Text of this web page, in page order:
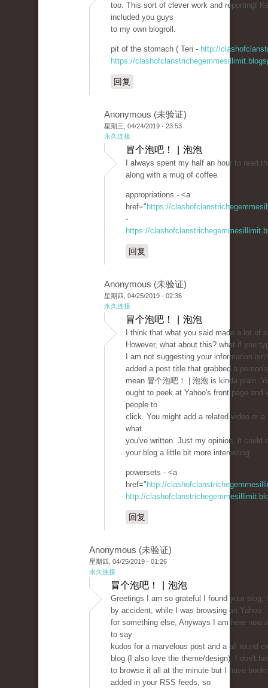
too. This sort of clever work and reporting!
included you guys
to my own blogroll.
pit of the stomach ( Teri - http://
https://
回复
Anonymous (未验证)
星期三, 04/24/2019 - 23:53
永久连接
冒个泡吧！ | 泡泡
I always spent my half an hour to read
along with a mug of coffee.
appropriations - <a
href=" https://
-
https://
回复
Anonymous (未验证)
星期四, 04/25/2019 - 02:36
永久连接
冒个泡吧！ | 泡泡
I think that what you said made a lot of
However, what about this? what if you
I am not suggesting your information
added a post title that grabbed a
mean 冒个泡吧！ | 泡泡 is kinda plain.
ought to peek at Yahoo's front page
people to
click. You might add a related video or
what
you've written. Just my opinion, it could
your blog a little bit more interesting.
powersets - <a
href=" http://
http://
回复
Anonymous (未验证)
星期四, 04/25/2019 - 01:26
永久连接
冒个泡吧！ | 泡泡
Greetings I am so grateful I found your blog,
by accident, while I was browsing on Yahoo
for something else, Anyways I am here now
to say
kudos for a marvelous post and a all round
blog (I also love the theme/design), I don't
to browse it all at the minute but I have
added in your RSS feeds, so